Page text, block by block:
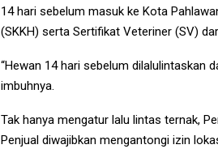
14 hari sebelum masuk ke Kota
(SKKH) serta Sertifikat Veteriner (SV)
“Hewan 14 hari sebelum dilalulintaskan
imbuhnya.
Tak hanya mengatur lalu lintas ternak,
Penjual diwajibkan mengantongi izin